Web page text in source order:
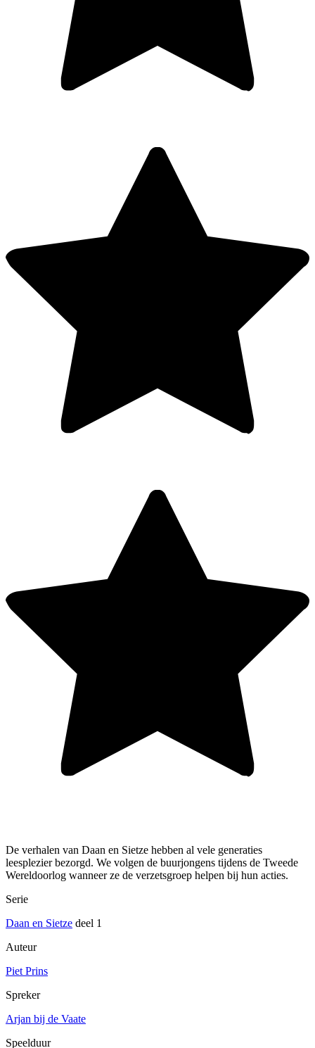
De verhalen van Daan en Sietze hebben al vele generaties
leesplezier bezorgd. We volgen de buurjongens tijdens de Tweede
Wereldoorlog wanneer ze de verzetsgroep helpen bij hun acties.
Serie
Daan en Sietze deel 1
Auteur
Piet Prins
Spreker
Arjan bij de Vaate
Speelduur